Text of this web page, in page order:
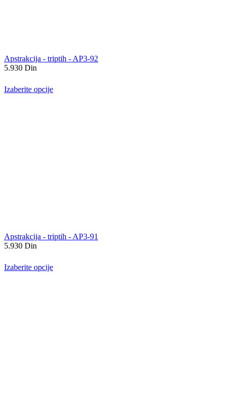
Apstrakcija - triptih - AP3-92
5.930 Din
Izaberite opcije
Apstrakcija - triptih - AP3-91
5.930 Din
Izaberite opcije